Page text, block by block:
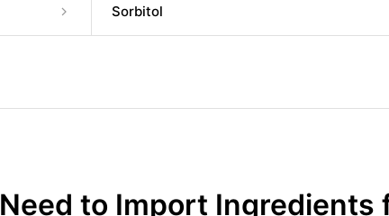
Sorbitol
Need to Import Ingredients